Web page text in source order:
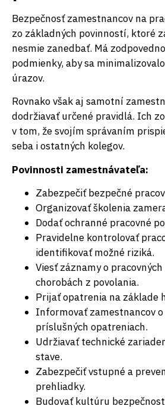
Bezpečnosť zamestnancov na
zo základných povinností, ktoré
nesmie zanedbať. Má
podmienky, aby sa
úrazov.
Rovnako však aj samotní
dodržiavať určené pravidlá. Ich
v tom, že svojím správaním
seba i ostatných kolegov.
Povinnosti zamestnávateľa:
Zabezpečiť bezpečné
Organizovať školenia
Dodať ochranné pracovné
Pravidelne kontrolovať
identifikovať možné riziká.
Viesť záznamy o
chorobách z povolania.
Prijať opatrenia na základe
Informovať zamestnancov
príslušných opatreniach.
Udržiavať technické
stave.
Zabezpečiť vstupné a
prehliadky.
Budovať kultúru